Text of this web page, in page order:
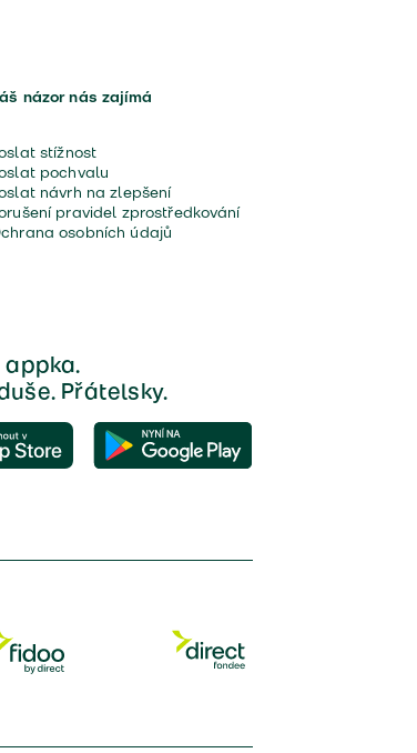
názor nás zajímá
stížnost
pochvalu
návrh na zlepšení
pravidel zprostředkování
osobních údajů
Přátelsky.